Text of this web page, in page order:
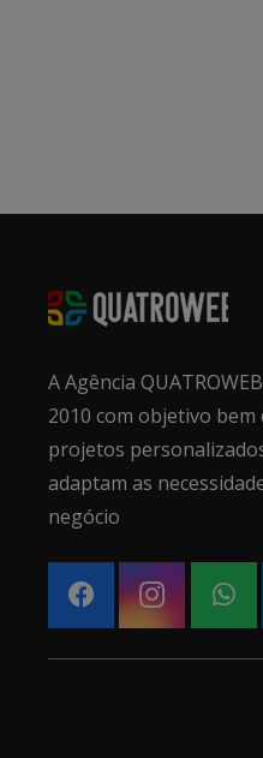
A Agência
2010 com objetivo bem
projetos
adaptam as
negócio